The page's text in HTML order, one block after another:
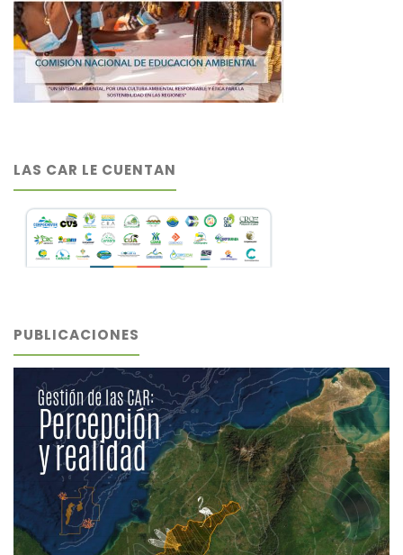
LAS CAR LE CUENTAN
PUBLICACIONES